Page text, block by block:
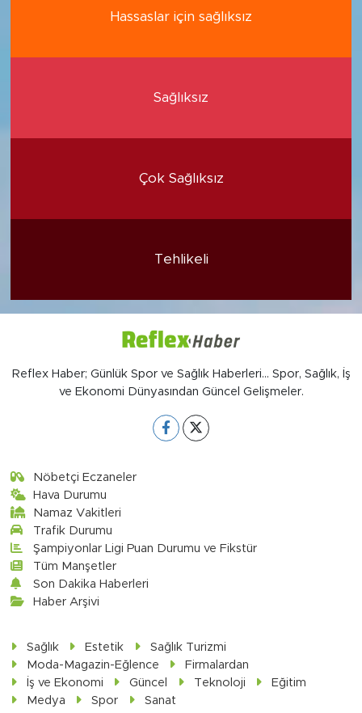
Hassaslar için sağlıksız
Sağlıksız
Çok Sağlıksız
Tehlikeli
Reflex Haber; Günlük Spor ve Sağlık Haberleri... Spor, Sağlık, İş
ve Ekonomi Dünyasından Güncel Gelişmeler.
Nöbetçi Eczaneler
Hava Durumu
Namaz Vakitleri
Trafik Durumu
Şampiyonlar Ligi Puan Durumu ve Fikstür
Tüm Manşetler
Son Dakika Haberleri
Haber Arşivi
Sağlık Estetik
Sağlık Turizmi
Moda-Magazin-Eğlence
Firmalardan
İş ve Ekonomi
Güncel Teknoloji
Eğitim
Medya
Spor Sanat